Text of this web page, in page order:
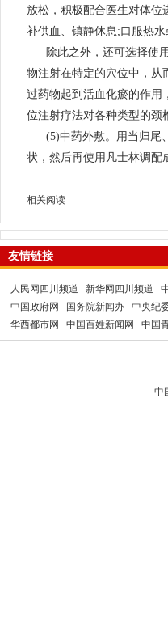
放松，积极配合医生对体位
补供血、镇静休息;口服热
除此之外，还可选择使
物注射在特定的穴位中，从
过药物起到活血化瘀的作用
位注射疗法对各种类型的颈
(5)中药外敷。用当归尾
状，然后再使用凡士林调配
相关阅读
友情链接
人民网四川频道 新华网四川频道
中国政府网
国务院新闻办 中央纪
华西都市网
中国百姓新闻网 中国
中